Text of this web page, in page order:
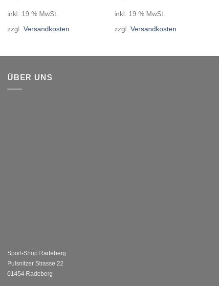
inkl. 19 % MwSt.
zzgl. Versandkosten
inkl. 19 % MwSt.
zzgl. Versandkosten
ÜBER UNS
Sport-Shop Radeberg
Pulsnitzer Strasse 22
01454 Radeberg